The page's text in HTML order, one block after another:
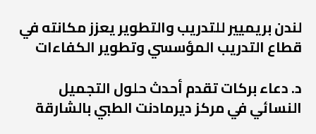
لندن بريميير للتدريب والتطوير يعزز مكانته في
قطاع التدريب المؤسسي وتطوير الكفاءات
د. دعاء بركات تقدم أحدث حلول التجميل
النسائي في مركز ديرمادنت الطبي بالشارقة